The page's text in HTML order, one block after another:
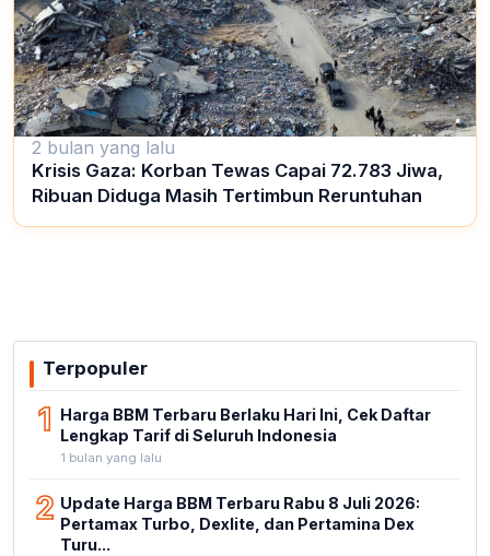
2 bulan yang lalu
Krisis Gaza: Korban Tewas Capai 72.783 Jiwa,
Ribuan Diduga Masih Tertimbun Reruntuhan
Terpopuler
1 Harga BBM Terbaru Berlaku Hari Ini, Cek Daftar
Lengkap Tarif di Seluruh Indonesia
1 bulan yang lalu
2 Update Harga BBM Terbaru Rabu 8 Juli 2026:
Pertamax Turbo, Dexlite, dan Pertamina Dex
Turu...